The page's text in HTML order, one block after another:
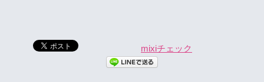
mixiチェック